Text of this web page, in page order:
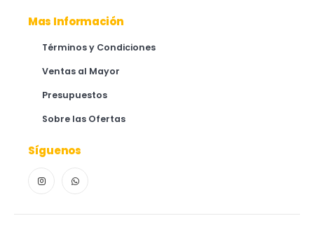
Mas Información
Términos y Condiciones
Ventas al Mayor
Presupuestos
Sobre las Ofertas
Síguenos